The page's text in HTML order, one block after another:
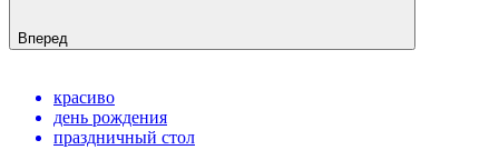
Вперед
красиво
день рождения
праздничный стол